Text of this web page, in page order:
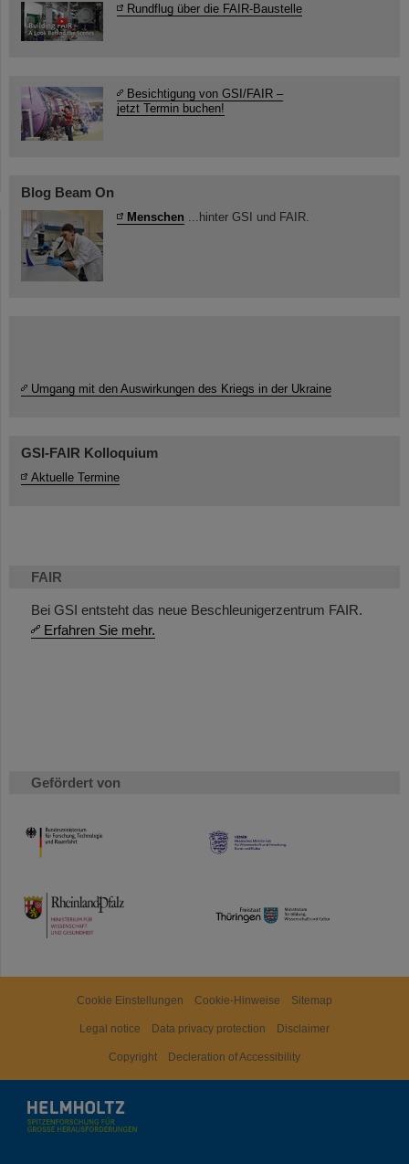
FAIR
Bei GSI entsteht das neue Beschleunigerzentrum FAIR.
Erfahren Sie mehr.
Gefördert von
HMWK
TMWWDG
Rundflug über die FAIR-Baustelle
Besichtigung von GSI/FAIR –
jetzt Termin buchen!
Blog Beam On
Menschen ...hinter GSI und FAIR.
Umgang mit den Auswirkungen des Kriegs in der Ukraine
GSI-FAIR Kolloquium
Aktuelle Termine
Cookie Einstellungen Cookie-Hinweise Sitemap
Legal notice Data privacy protection Disclaimer
Copyright Decleration of Accessibility